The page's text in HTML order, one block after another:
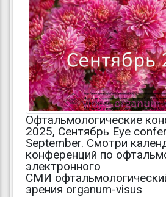
Офтальмологические
2025, Сентябрь Eye
September. Смотри
конференций по
электронного
СМИ
зрения organum-visus